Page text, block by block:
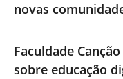
novas
Faculdade
sobre educação